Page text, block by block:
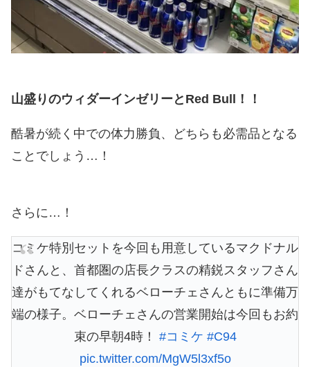
山盛りのウィダーインゼリーとRed Bull！！
酷暑が続く中での体力勝負、どちらも必需品となる
ことでしょう…！
さらに…！
コミケ特別セットを今回も用意しているマクドナル
ドさんと、首都圏の店長クラスの精鋭スタッフさん
達がもてなしてくれるベローチェさんともに準備万
端の様子。ベローチェさんの営業開始は今回もお約
束の早朝4時！ #コミケ #C94
pic.twitter.com/MgW5l3xf5o